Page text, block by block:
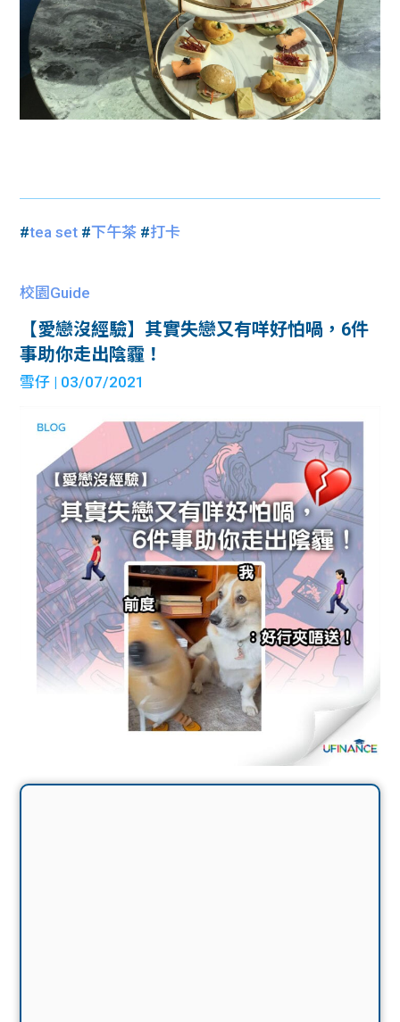
#tea set #下午茶 #打卡
校園Guide
【愛戀沒經驗】其實失戀又有咩好怕喎，6件
事助你走出陰霾！
雪仔 | 03/07/2021